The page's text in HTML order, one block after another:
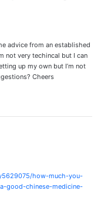
advice from an established
not very techincal but I can
up my own but I’m not
Cheers
how-much-you-
good-chinese-medicine-